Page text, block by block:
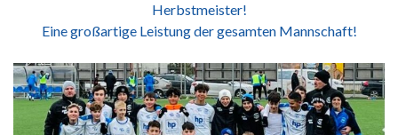
Herbstmeister!
Eine großartige Leistung der gesamten Mannschaft!